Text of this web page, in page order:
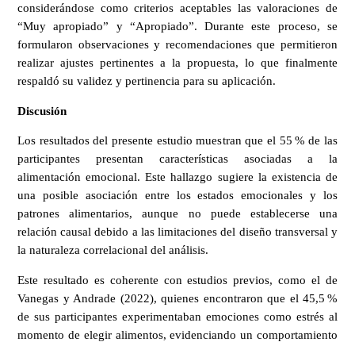
considerándose como criterios aceptables las valoraciones de
“Muy apropiado” y “Apropiado”. Durante este proceso, se
formularon observaciones y recomendaciones que permitieron
realizar ajustes pertinentes a la propuesta, lo que finalmente
respaldó su validez y pertinencia para su aplicación.
Discusión
Los resultados del presente estudio muestran que el 55 % de las
participantes presentan características asociadas a la
alimentación emocional. Este hallazgo sugiere la existencia de
una posible asociación entre los estados emocionales y los
patrones alimentarios, aunque no puede establecerse una
relación causal debido a las limitaciones del diseño transversal y
la naturaleza correlacional del análisis.
Este resultado es coherente con estudios previos, como el de
Vanegas y Andrade (2022), quienes encontraron que el 45,5 %
de sus participantes experimentaban emociones como estrés al
momento de elegir alimentos, evidenciando un comportamiento